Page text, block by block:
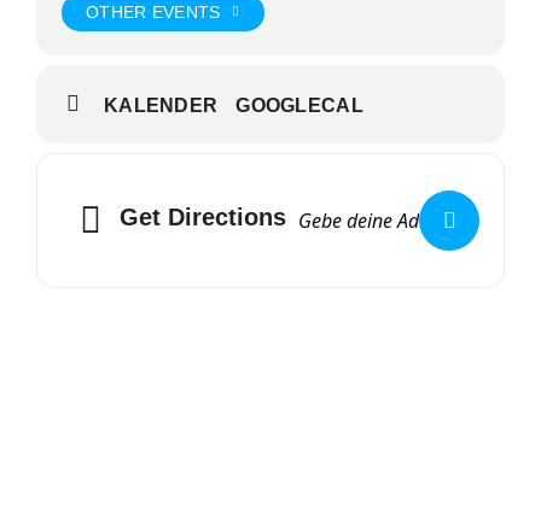
OTHER EVENTS
KALENDER GOOGLECAL
Get Directions